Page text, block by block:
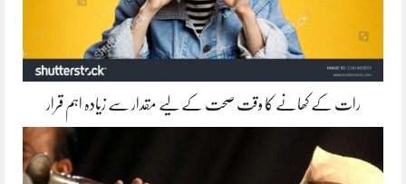
رات کے کھانے کا وقت صحت کے لیے مقدار سے زیادہ اہم قرار